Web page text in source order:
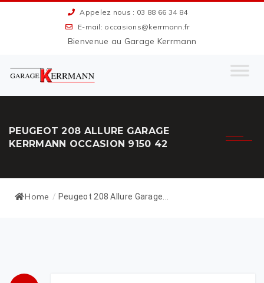
Appelez nous : 03 88 66 34 84
E-mail: occasions@kerrmann.fr
Bienvenue au Garage Kerrmann
PEUGEOT 208 ALLURE GARAGE
KERRMANN OCCASION 9150 42
Home / Peugeot 208 Allure Garage...